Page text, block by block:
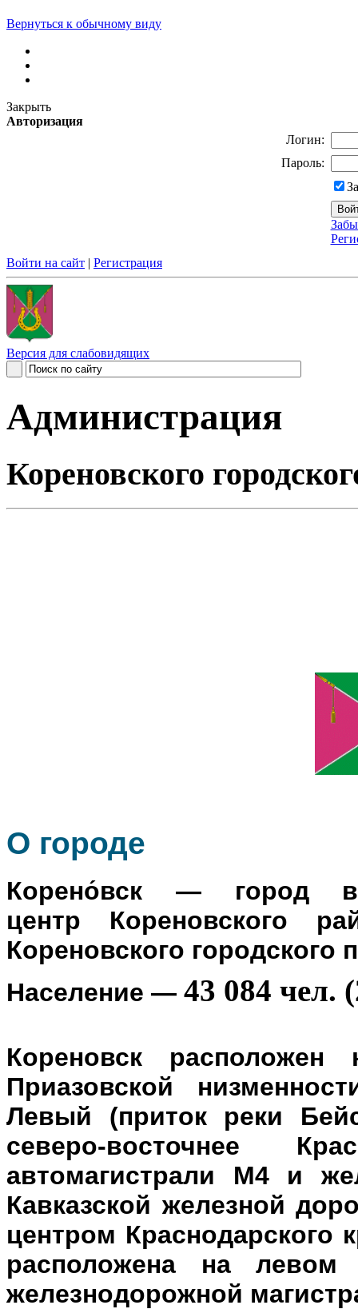
Вернуться к обычному виду
Закрыть
Авторизация
Логин:
Пароль:
Войти на сайт | Регистрация
Версия для слабовидящих
Администрация
Кореновского
О городе
Корено́вск — город в
центр Кореновского
Кореновского городского
Население — 43 084 чел.
Кореновск
Приазовской
Левый (приток реки
северо-восточнее
автомагистрали М4 и
Кавказской железной
центром Краснодарского
расположена на левом
железнодорожной